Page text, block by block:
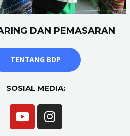
DAN PEMASARAN
TENTANG BDP
SOSIAL MEDIA: